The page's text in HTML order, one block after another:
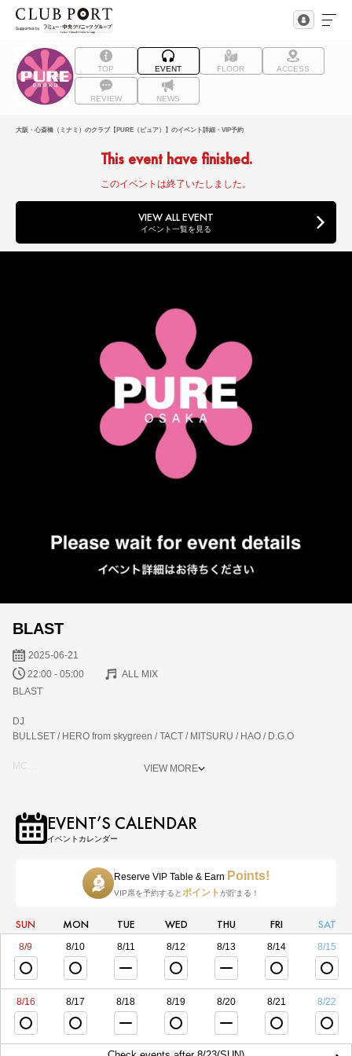
TOP EVENT FLOOR ACCESS
REVIEW NEWS
大阪・心斎橋（ミナミ）のクラブ【PURE（ピュア）】のイベント詳細・VIP予約
This event have finished.
このイベントは終了いたしました。
VIEW ALL EVENT
イベント一覧を見る
BLAST
2025-06-21
22:00 - 05:00
ALL MIX
BLAST
DJ
BULLSET / HERO from skygreen / TACT / MITSURU / HAO / D.G.O
MC
VIEW MORE
EVENT’S CALENDAR
イベントカレンダー
Reserve VIP Table & Earn Points!
VIP席を予約すると ポイント が貯まる！
SUN MON TUE WED THU FRI SAT
8/9 8/10 8/11 8/12 8/13 8/14 8/15
8/16 8/17 8/18 8/19 8/20 8/21 8/22
Check events after 8/23(SUN)